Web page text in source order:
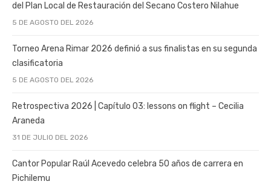
del Plan Local de Restauración del Secano Costero Nilahue
5 DE AGOSTO DEL 2026
Torneo Arena Rimar 2026 definió a sus finalistas en su segunda
clasificatoria
5 DE AGOSTO DEL 2026
Retrospectiva 2026 | Capítulo 03: lessons on flight – Cecilia
Araneda
31 DE JULIO DEL 2026
Cantor Popular Raúl Acevedo celebra 50 años de carrera en
Pichilemu